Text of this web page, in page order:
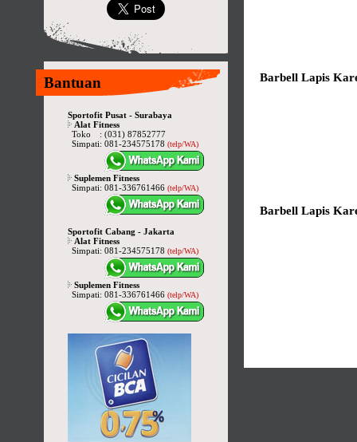
Bantuan
Sportofit Pusat - Surabaya
Alat Fitness
Toko
: (031) 87852777
Simpati: 081-234575178 (telp/WA)
Suplemen Fitness
Simpati: 081-336761466 (telp/WA)
Sportofit Cabang - Jakarta
Alat Fitness
Simpati: 081-234575178 (telp/WA)
Suplemen Fitness
Simpati: 081-336761466 (telp/WA)
Barbell Lapis
Barbell Lapis